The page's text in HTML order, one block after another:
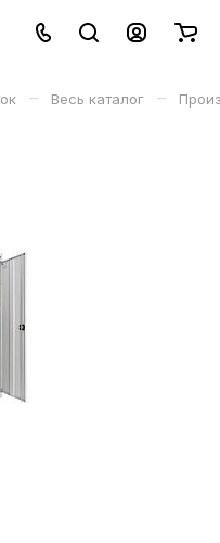
– Весь каталог –